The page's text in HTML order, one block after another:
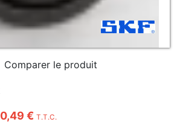
Comparer le produit
€ T.T.C.